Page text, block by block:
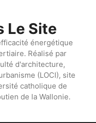
Le Site
énergétique
Réalisé par
d'architecture,
(LOCI), site
catholique de
de la Wallonie.